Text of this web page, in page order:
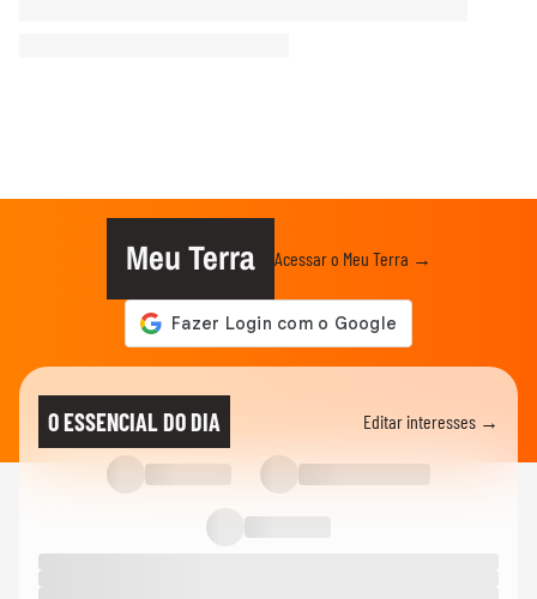
Meu Terra Acessar o Meu Terra →
O ESSENCIAL DO DIA Editar interesses →